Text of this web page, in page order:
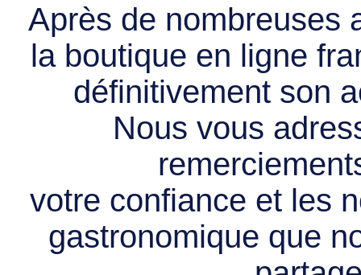
Après de nombreuses
la boutique en ligne
définitivement son
Nous vous
votre confiance et les
gastronomique que